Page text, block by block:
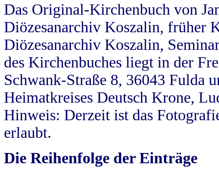
Das Original-Kirchenbuch von
Diözesanarchiv Koszalin, früher
Diözesanarchiv Koszalin,
des Kirchenbuches liegt in der
Schwank-Straße 8, 36043 Fulda
Heimatkreises Deutsch Krone,
Hinweis: Derzeit ist das
erlaubt.
Die Reihenfolge der Einträge